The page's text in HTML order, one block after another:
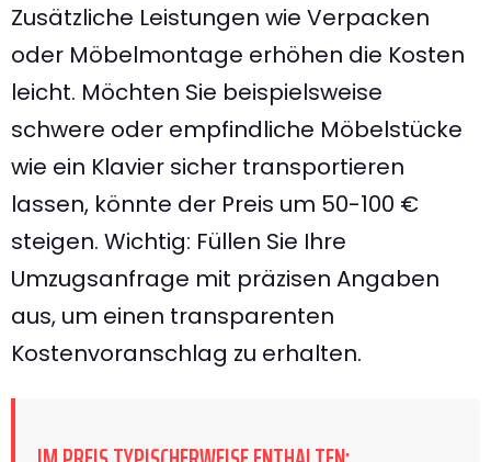
Zusätzliche Leistungen wie Verpacken
oder Möbelmontage erhöhen die Kosten
leicht. Möchten Sie beispielsweise
schwere oder empfindliche Möbelstücke
wie ein Klavier sicher transportieren
lassen, könnte der Preis um 50-100 €
steigen. Wichtig: Füllen Sie Ihre
Umzugsanfrage mit präzisen Angaben
aus, um einen transparenten
Kostenvoranschlag zu erhalten.